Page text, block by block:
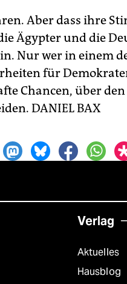
Aber dass ihre
Ägypter und die
Nur wer in einem
für
Chancen, über den
DANIEL BAX
Verlag
Aktuelles
Hausblog